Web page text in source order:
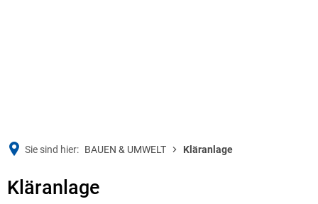
Sie sind hier: BAUEN & UMWELT Kläranlage
Kläranlage
Kläranlage